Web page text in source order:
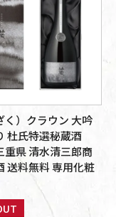
く）クラウン 大吟
杜氏特選秘蔵酒
重県 清水清三郎商
送料無料 専用化粧